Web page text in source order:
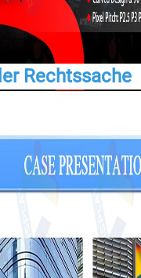
Rechtssache